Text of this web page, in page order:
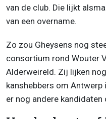
van de club. Die lijkt
van een overname.
Zo zou Gheysens nog
consortium rond Wouter
Alderweireld. Zij lijken
kanshebbers om Antwerp
er nog andere kandidaten